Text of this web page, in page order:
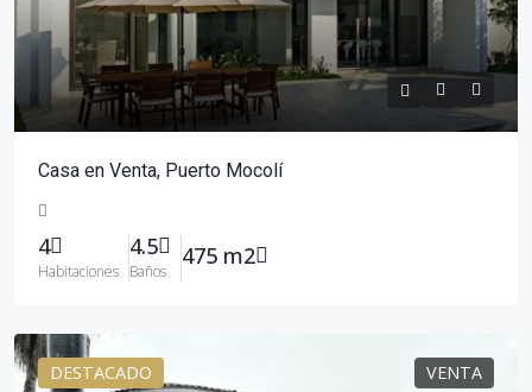
Casa en Venta, Puerto Mocolí
4
Habitaciones
4.5
Baños
475 m2
DESTACADO VENTA